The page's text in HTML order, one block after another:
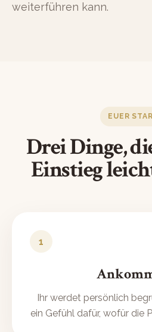
weiterführen kann.
EUER
Drei Dinge,
Einstieg
1
Ihr werdet persönlich
ein Gefühl dafür, wofür die